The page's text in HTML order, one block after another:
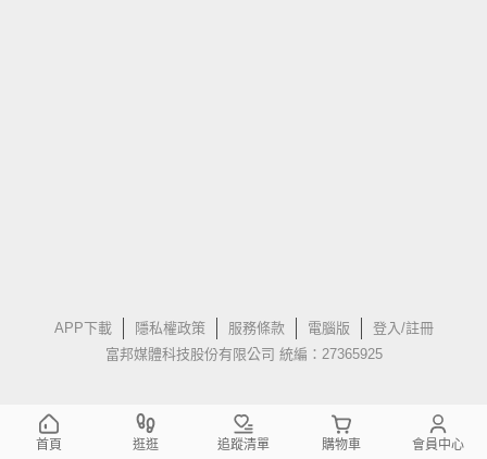
APP下載 隱私權政策 服務條款 電腦版
登入/註冊
富邦媒體科技股份有限公司 統編：27365925
首頁 逛逛 追蹤清單 購物車 會員中心